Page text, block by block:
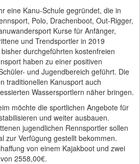
eine Kanu-Schule gegründet, die in
Polo, Drachenboot, Out-Rigger,
Kurse für Anfänger,
und Trendsportler in 2019
durchgeführten kostenfreien
haben zu einer positiven
und Jugendbereich geführt. Die
traditionellen Kanusport auch
Wassersportlern näher bringen.
möchte die sportlichen Angebote für
und weiter ausbauen.
jugendlichen Rennsportler sollen
zur Verfügung gestellt bekommen.
von einem Kajakboot und zwei
2558,00€.